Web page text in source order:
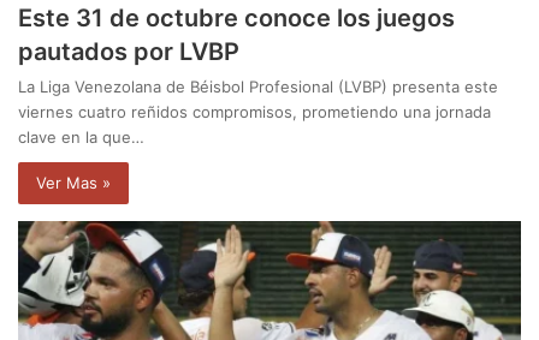
Este 31 de octubre conoce los juegos
pautados por LVBP
La Liga Venezolana de Béisbol Profesional (LVBP) presenta este
viernes cuatro reñidos compromisos, prometiendo una jornada
clave en la que…
Ver Mas »